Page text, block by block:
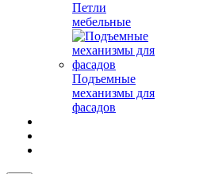
Петли
мебельные
Подъемные
механизмы для
фасадов